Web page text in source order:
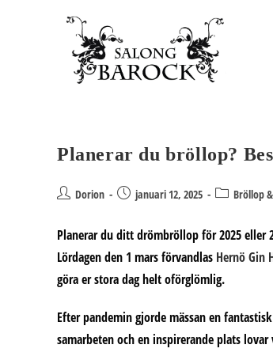
Planerar du bröllop?
Inläggsförfattare:
Dorion
Inläggetjanuari 12, 2025 Bröllop
Planerar du ditt drömbröllop för 2025 eller
Lördagen den 1 mars förvandlas Hernö Gin
göra er stora dag helt oförglömlig.
Efter pandemin gjorde mässan en
samarbeten och en inspirerande plats